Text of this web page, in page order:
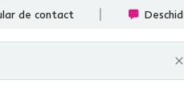
de contact